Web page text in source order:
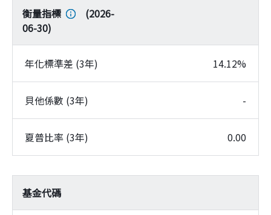
衡量指標 (2026-
06-30)
年化標準差 (3年) 14.12%
貝他係數 (3年) -
夏普比率 (3年) 0.00
基金代碼